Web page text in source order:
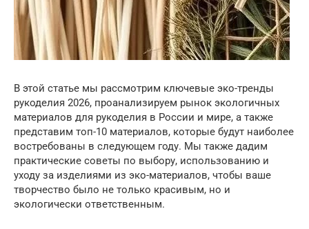
В этой статье мы рассмотрим ключевые эко-тренды
рукоделия 2026, проанализируем рынок экологичных
материалов для рукоделия в России и мире, а также
представим топ-10 материалов, которые будут наиболее
востребованы в следующем году. Мы также дадим
практические советы по выбору, использованию и
уходу за изделиями из эко-материалов, чтобы ваше
творчество было не только красивым, но и
экологически ответственным.